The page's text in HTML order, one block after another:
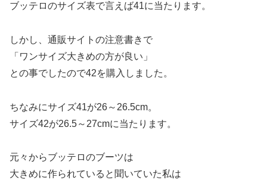
ブッテロのサイズ表で言えば41に当たります。
しかし、通販サイトの注意書きで
「ワンサイズ大きめの方が良い」
との事でしたので42を購入しました。
ちなみにサイズ41が26～26.5cm。
サイズ42が26.5～27cmに当たります。
元々からブッテロのブーツは
大きめに作られていると聞いていた私は